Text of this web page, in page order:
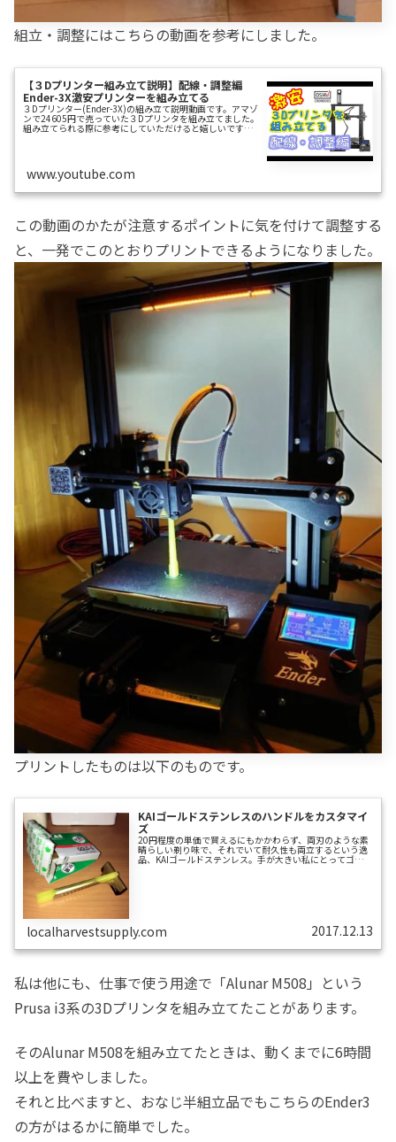
組立・調整にはこちらの動画を参考にしました。
【３Dプリンター組み立て説明】配線・調整編
Ender-3X激安プリンターを組み立てる
３Dプリンター(Ender-3X)の組み立て説明動画です。アマゾ
ンで24605円で売っていた３Dプリンタを組み立てました。
組み立てられる際に参考にしていただけると嬉しいです。こ
www.youtube.com
この動画のかたが注意するポイントに気を付けて調整する
と、一発でこのとおりプリントできるようになりました。
プリントしたものは以下のものです。
KAIゴールドステンレスのハンドルをカスタマイ
ズ
20円程度の単価で買えるにもかかわらず、両刃のような素
晴らしい剃り味で、それでいて耐久性も両立するという逸
品、KAIゴールドステンレス。手が大きい私にとってゴール
ドステンレスが唯一惜しいと思った点は、ハンドルの短さ
のの中から、ゴールドステンレスに...
localharvestsupply.com 2017.12.13
私は他にも、仕事で使う用途で「Alunar M508」という
Prusa i3系の3Dプリンタを組み立てたことがあります。
そのAlunar M508を組み立てたときは、動くまでに6時間
以上を費やしました。
それと比べますと、おなじ半組立品でもこちらのEnder3
の方がはるかに簡単でした。